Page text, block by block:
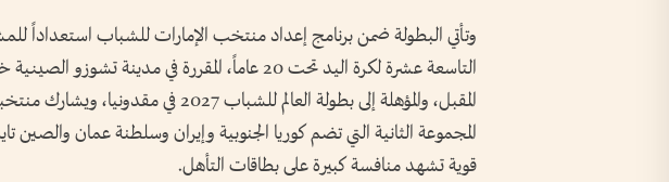
وتأتي البطولة ضمن برنامج إعداد منتخب الإمارات للشباب استعداداً
المقبل، والمؤهلة إلى بطولة العالم للشباب
المجموعة الثانية التي تضم كوريا الجنوبية وإيران وسلطنة عمان والصين
قوية تشهد منافسة كبيرة على بطاقات التأهل.